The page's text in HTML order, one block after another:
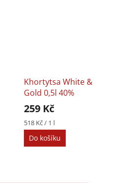
Khortytsa White &
Gold 0,5l 40%
259 Kč
Měrná
cena:
518 Kč / 1 l
Do košíku